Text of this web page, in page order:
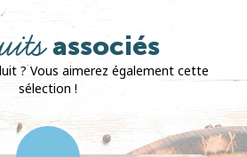
associés
? Vous aimerez également cette
sélection !